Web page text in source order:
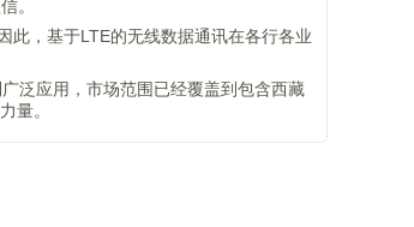
短信。
此，基于LTE的无线数据通讯在各行各业
泛应用，市场范围已经覆盖到包含西藏
量。